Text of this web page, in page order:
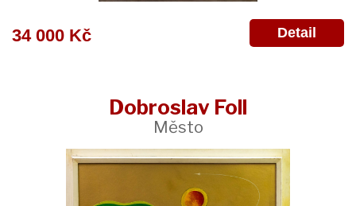
34 000 Kč Detail
Dobroslav Foll
Město